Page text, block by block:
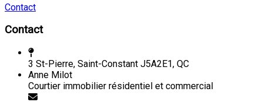
Contact
Contact
3 St-Pierre, Saint-Constant J5A2E1, QC
Anne Milot
Courtier immobilier résidentiel et commercial